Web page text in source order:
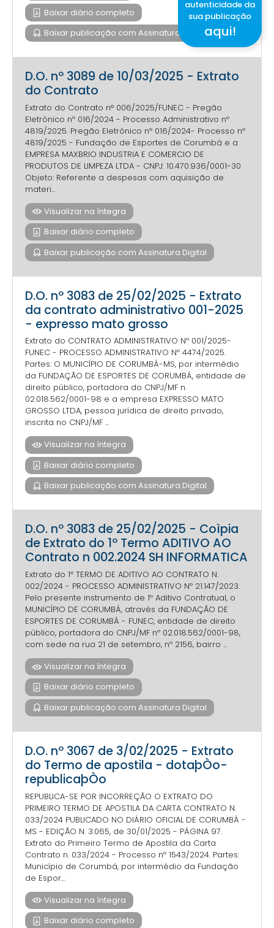
Baixar diário completo
Baixar publicação com Assinatura Digital
D.O. nº 3089 de 10/03/2025 - Extrato
do Contrato
Extrato do Contrato n° 006/2025/FUNEC - Pregão
Eletrônico nº 016/2024 - Processo Administrativo nº
4819/2025. Pregão Eletrônico nº 016/2024- Processo nº
4819/2025 - Fundação de Esportes de Corumbá e a
EMPRESA MAXBRIO INDUSTRIA E COMERCIO DE
PRODUTOS DE LIMPEZA LTDA - CNPJ: 10.470.936/0001-30
Objeto: Referente a despesas com aquisição de
materi...
Visualizar na íntegra
Baixar diário completo
Baixar publicação com Assinatura Digital
D.O. nº 3083 de 25/02/2025 - Extrato
da contrato administrativo 001-2025
- expresso mato grosso
Extrato do CONTRATO ADMINISTRATIVO Nº 001/2025-
FUNEC - PROCESSO ADMINISTRATIVO Nº 4474/2025.
Partes: O MUNICÍPIO DE CORUMBÁ-MS, por intermédio
da FUNDAÇÃO DE ESPORTES DE CORUMBÁ, entidade de
direito público, portadora do CNPJ/MF n.
02.018.562/0001-98 e a empresa EXPRESSO MATO
GROSSO LTDA, pessoa jurídica de direito privado,
inscrita no CNPJ/MF ...
Visualizar na íntegra
Baixar diário completo
Baixar publicação com Assinatura Digital
D.O. nº 3083 de 25/02/2025 - Coìpia
de Extrato do 1º Termo ADITIVO AO
Contrato n 002.2024 SH INFORMATICA
Extrato do 1º TERMO DE ADITIVO AO CONTRATO N.
002/2024 - PROCESSO ADMINISTRATIVO Nº 21.147/2023.
Pelo presente instrumento de 1º Aditivo Contratual, o
MUNICÍPIO DE CORUMBÁ, através da FUNDAÇÃO DE
ESPORTES DE CORUMBÁ - FUNEC, entidade de direito
público, portadora do CNPJ/MF nº 02.018.562/0001-98,
com sede na rua 21 de setembro, nº 2156, bairro ...
Visualizar na íntegra
Baixar diário completo
Baixar publicação com Assinatura Digital
D.O. nº 3067 de 3/02/2025 - Extrato
do Termo de apostila - dotaþÒo-
republicaþÒo
REPUBLICA-SE POR INCORREÇÃO O EXTRATO DO
PRIMEIRO TERMO DE APOSTILA DA CARTA CONTRATO N.
033/2024 PUBLICADO NO DIÁRIO OFICIAL DE CORUMBÁ -
MS - EDIÇÃO N. 3.065, de 30/01/2025 - PÁGINA 97.
Extrato do Primeiro Termo de Apostila da Carta
Contrato n. 033/2024 - Processo nº 1543/2024. Partes:
Município de Corumbá, por intermédio da Fundação
de Espor...
Visualizar na íntegra
Baixar diário completo
autenticidade da
sua publicação
aqui!